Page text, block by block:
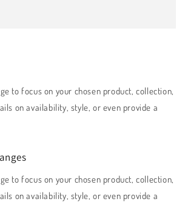
to focus on your chosen product, collection,
on availability, style, or even provide a
to focus on your chosen product, collection,
on availability, style, or even provide a